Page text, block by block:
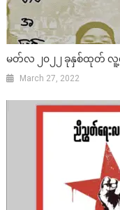
မတ်လ ၂၀၂၂ ခုနှစ်ထုတ် လူ့
March 27, 2022